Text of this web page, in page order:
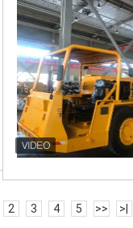
2 3 4 5 >> >|